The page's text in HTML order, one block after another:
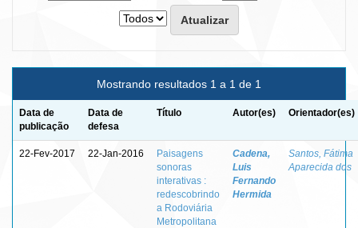
Mostrando resultados 1 a 1 de 1
Data de
publicação
Data de
defesa
Título Autor(es) Orientador(es)
22-Fev-2017 22-Jan-2016
Paisagens
sonoras
interativas :
redescobrindo
a Rodoviária
Metropolitana
Cadena,
Luis
Fernando
Hermida
Santos, Fátima
Aparecida dos